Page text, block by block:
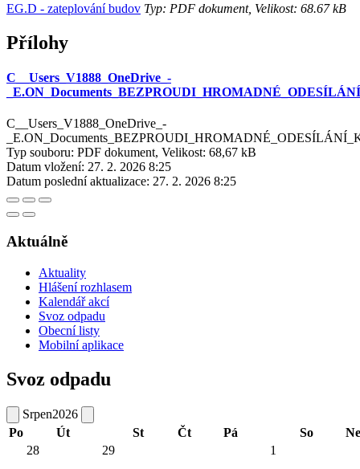
EG.D - zateplování budov Typ: PDF dokument, Velikost: 68.67 kB
Přílohy
C__Users_V1888_OneDrive_-
C__Users_V1888_OneDrive_-
Typ souboru: PDF dokument, Velikost: 68,67 kB
Datum vložení: 27. 2. 2026 8:25
Datum poslední aktualizace: 27. 2. 2026 8:25
Aktuálně
Aktuality
Hlášení rozhlasem
Kalendář akcí
Svoz odpadu
Obecní listy
Mobilní aplikace
Svoz odpadu
Srpen2026
Po
Út St Čt Pá So Ne
28
29
1